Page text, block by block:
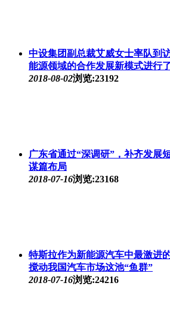
中设集团副总裁艾威女士率队到
能源领域的合作发展新模式进行
2018-08-02浏览:23192
广东省通过“深调研”，补齐发展
谋篇布局
2018-07-16浏览:23168
特斯拉作为新能源汽车中最激进
搅动我国汽车市场这池“鱼群”
2018-07-16浏览:24216